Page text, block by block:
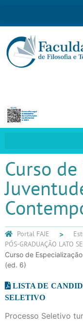
Curso
Portal FAJE
PÓS-GRADUAÇÃO LATO
Curso de
(ed. 6)
LISTA DE
SELETIVO
Processo Seletivo